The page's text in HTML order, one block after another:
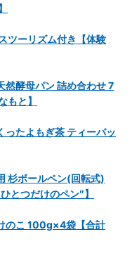
ツーリズム付き【体験
然酵母パン 詰め合わせ 7
もと】
ったよもぎ茶 ティーバッ
杉ボールペン(回転式)
とつだけのペン″】
のこ 100g×4袋【合計